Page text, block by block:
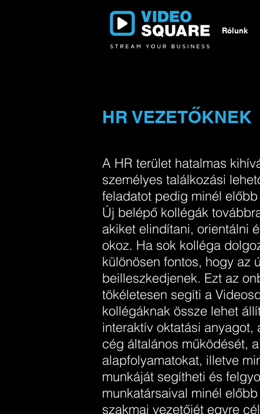
Rólunk
HR VEZETŐKNEK
A HR terület hatalmas
személyes találkozási
feladatot pedig minél
Új belépő kollégák
akiket elindítani, orientálni
okoz. Ha sok kolléga
különösen fontos, hogy az
beilleszkedjenek. Ezt az
tökéletesen segíti a
kollégáknak össze lehet
interaktív oktatási
cég általános működését,
alapfolyamatokat, illetve
munkáját segítheti és
munkatársaival minél
szakmai vezetőjét egyre